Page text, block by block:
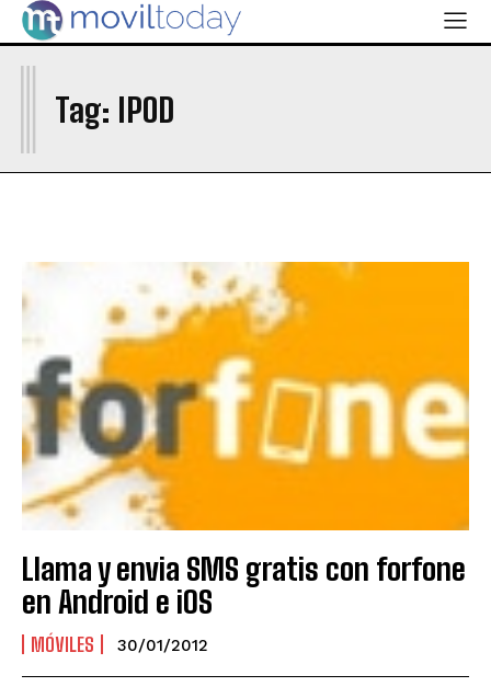
Tag: IPOD
Llama y envia SMS gratis con forfone
en Android e iOS
MÓVILES 30/01/2012